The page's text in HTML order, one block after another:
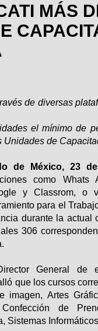
MÁS
de diversas
el mínimo de
Unidades de
de México, 23
como Whats
y Classrom, o
para el
durante la actual
306
General de
que los cursos
imagen, Artes
de
Sistemas